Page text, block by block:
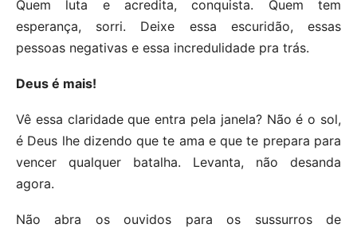
Quem luta e acredita, conquista. Quem tem
esperança, sorri. Deixe essa escuridão, essas
pessoas negativas e essa incredulidade pra trás.
Deus é mais!
Vê essa claridade que entra pela janela? Não é o sol,
é Deus lhe dizendo que te ama e que te prepara para
vencer qualquer batalha. Levanta, não desanda
agora.
Não abra os ouvidos para os sussurros de